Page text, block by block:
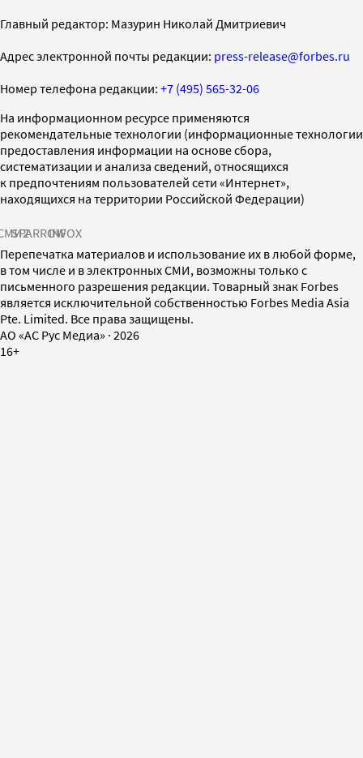
Главный редактор: Мазурин Николай Дмитриевич
Адрес электронной почты редакции: press-release@forbes.ru
Номер телефона редакции: +7 (495) 565-32-06
На информационном ресурсе применяются
рекомендательные технологии (информационные технологии
предоставления информации на основе сбора,
систематизации и анализа сведений, относящихся
к предпочтениям пользователей сети «Интернет»,
находящихся на территории Российской Федерации)
SPARROWINFOX
Перепечатка материалов и использование их в любой форме,
в том числе и в электронных СМИ, возможны только с
письменного разрешения редакции. Товарный знак Forbes
является исключительной собственностью Forbes Media Asia
Pte. Limited. Все права защищены.
AO «АС Рус Медиа» · 2026
16+